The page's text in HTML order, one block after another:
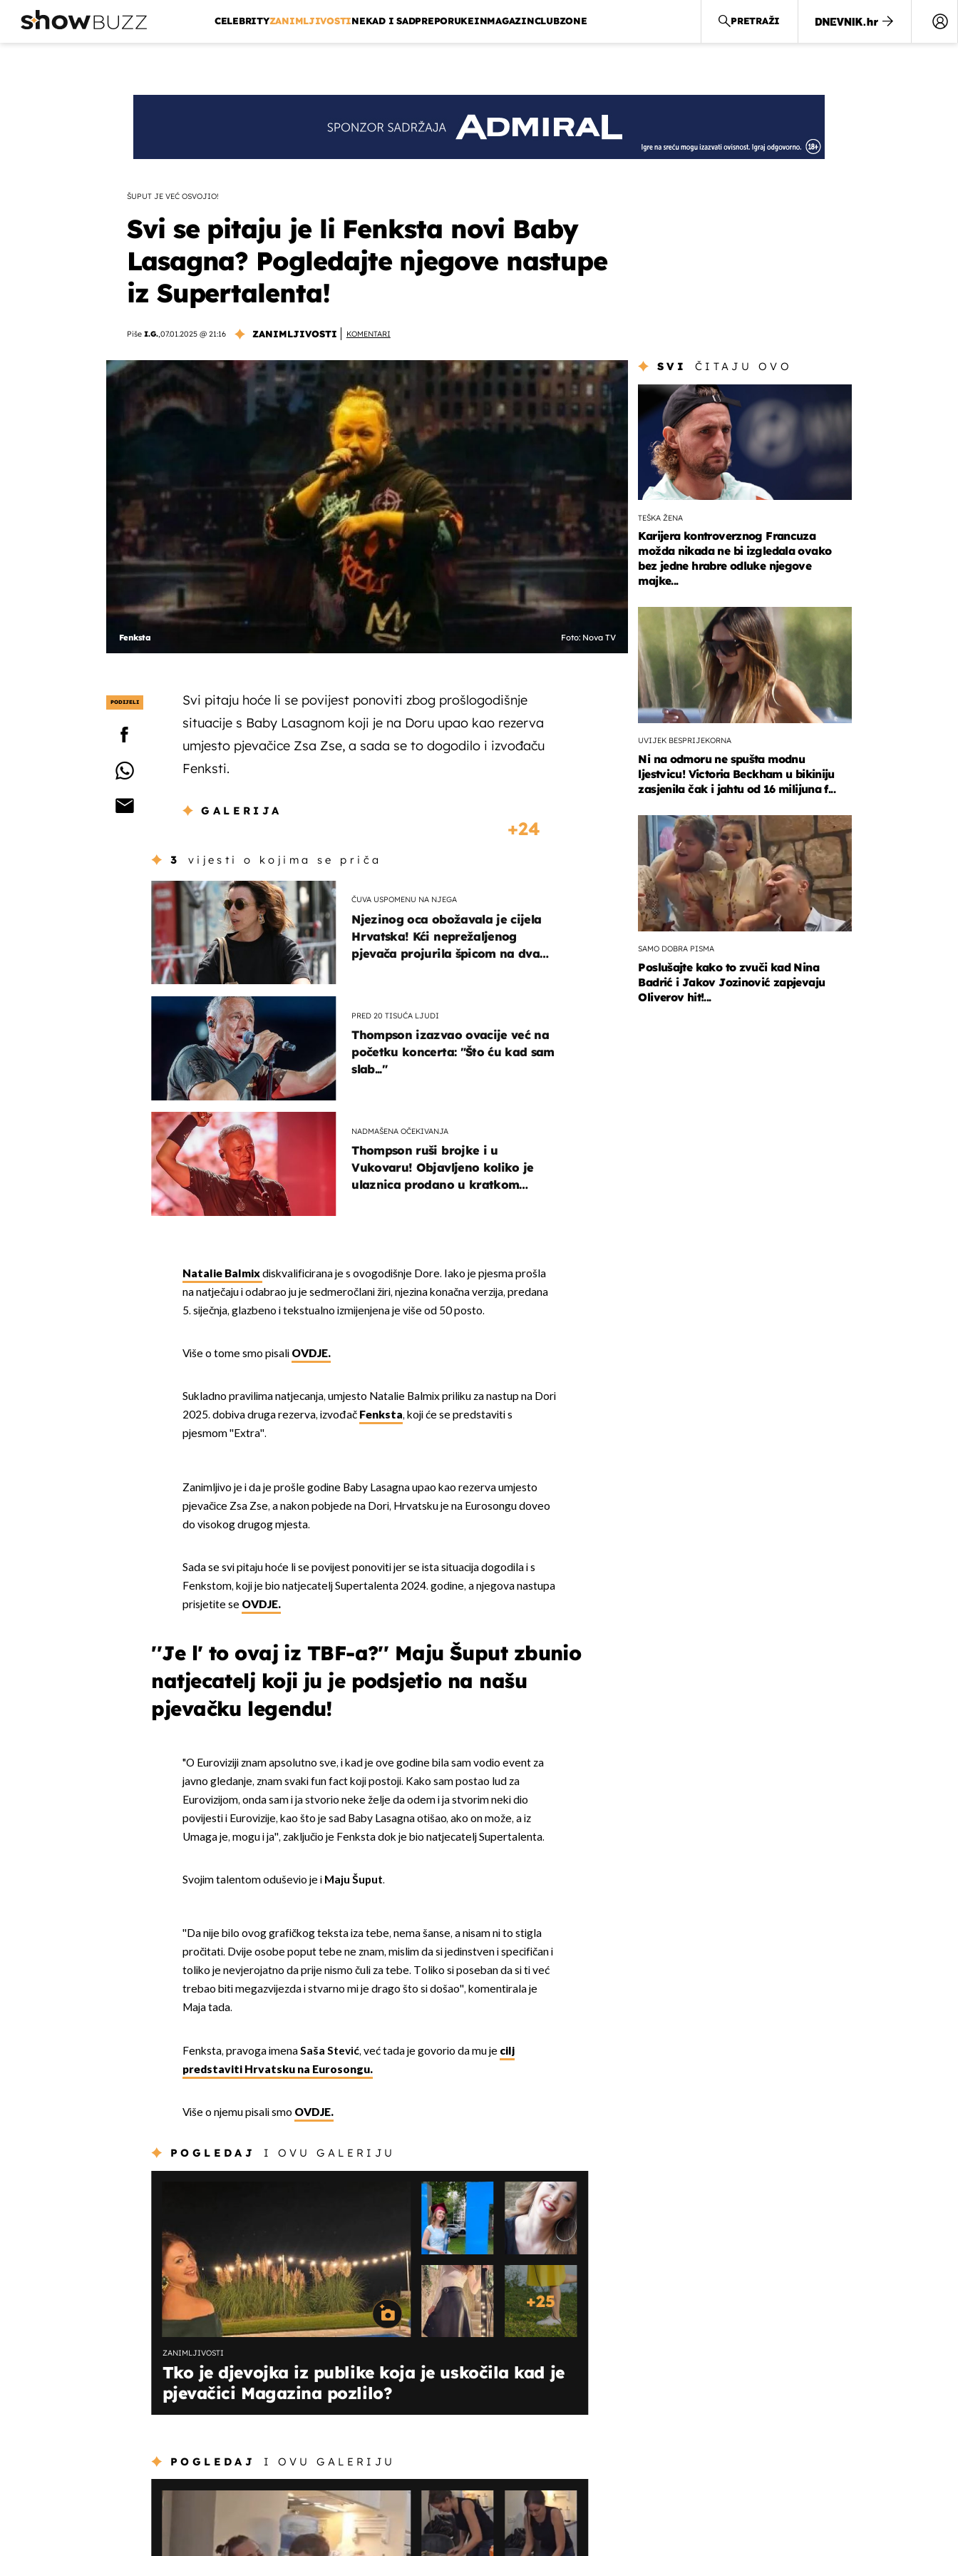
CELEBRITYZANIMLJIVOSTINEKAD I SADPREPORUKEINMAGAZINCLUBZONE PRETRAŽI
ŠUPUT JE VEĆ OSVOJIO!
Svi se pitaju je li Fenksta novi Baby
Lasagna? Pogledajte njegove nastupe
iz Supertalenta!
Piše I.G.,07.01.2025 @ 21:16 ZANIMLJIVOSTI KOMENTARI
Fenksta Foto: Nova TV
PODIJELI
Svi pitaju hoće li se povijest ponoviti zbog prošlogodišnje
situacije s Baby Lasagnom koji je na Doru upao kao rezerva
umjesto pjevačice Zsa Zse, a sada se to dogodilo i izvođaču
Fenksti.
GALERIJA
24
3 vijesti o kojima se priča
ČUVA USPOMENU NA NJEGA
Njezinog oca obožavala je cijela
Hrvatska! Kći neprežaljenog
pjevača projurila špicom na dva
PRED 20 TISUĆA LJUDI
Thompson izazvao ovacije već na
početku koncerta: "Što ću kad sam
slab..."
NADMAŠENA OČEKIVANJA
Thompson ruši brojke i u
Vukovaru! Objavljeno koliko je
ulaznica prodano u kratkom
Natalie Balmixdiskvalificirana je s ovogodišnje Dore. Iako je pjesma prošla
na natječaju i odabrao ju je sedmeročlani žiri, njezina konačna verzija, predana
5. siječnja, glazbeno i tekstualno izmijenjena je više od 50 posto.
Više o tome smo pisali OVDJE.
Sukladno pravilima natjecanja, umjesto Natalie Balmix priliku za nastup na Dori
2025. dobiva druga rezerva, izvođač Fenksta, koji će se predstaviti s
pjesmom ''Extra''.
Zanimljivo je i da je prošle godine Baby Lasagna upao kao rezerva umjesto
pjevačice Zsa Zse, a nakon pobjede na Dori, Hrvatsku je na Eurosongu doveo
do visokog drugog mjesta.
Sada se svi pitaju hoće li se povijest ponoviti jer se ista situacija dogodila i s
Fenkstom, koji je bio natjecatelj Supertalenta 2024. godine, a njegova nastupa
prisjetite se OVDJE.
''Je l' to ovaj iz TBF-a?'' Maju Šuput zbunio
natjecatelj koji ju je podsjetio na našu
pjevačku legendu!
"O Euroviziji znam apsolutno sve, i kad je ove godine bila sam vodio event za
javno gledanje, znam svaki fun fact koji postoji. Kako sam postao lud za
Eurovizijom, onda sam i ja stvorio neke želje da odem i ja stvorim neki dio
povijesti i Eurovizije, kao što je sad Baby Lasagna otišao, ako on može, a iz
Umaga je, mogu i ja'', zaključio je Fenksta dok je bio natjecatelj Supertalenta.
Svojim talentom oduševio je i Maju Šuput.
''Da nije bilo ovog grafičkog teksta iza tebe, nema šanse, a nisam ni to stigla
pročitati. Dvije osobe poput tebe ne znam, mislim da si jedinstven i specifičan i
toliko je nevjerojatno da prije nismo čuli za tebe. Toliko si poseban da si ti već
trebao biti megazvijezda i stvarno mi je drago što si došao'', komentirala je
Maja tada.
Fenksta, pravoga imenaSaša Stević, već tada je govorio da mu je cilj
predstaviti Hrvatsku na Eurosongu.
Više o njemu pisali smo OVDJE.
POGLEDAJ I OVU GALERIJU
+25
ZANIMLJIVOSTI
Tko je djevojka iz publike koja je uskočila kad je
pjevačici Magazina pozlilo?
POGLEDAJ I OVU GALERIJU
SVI ČITAJU OVO
TEŠKA ŽENA
Karijera kontroverznog Francuza
možda nikada ne bi izgledala ovako
bez jedne hrabre odluke njegove
majke...
UVIJEK BESPRIJEKORNA
Ni na odmoru ne spušta modnu
ljestvicu! Victoria Beckham u bikiniju
zasjenila čak i jahtu od 16 milijuna f...
SAMO DOBRA PISMA
Poslušajte kako to zvuči kad Nina
Badrić i Jakov Jozinović zapjevaju
Oliverov hit!...